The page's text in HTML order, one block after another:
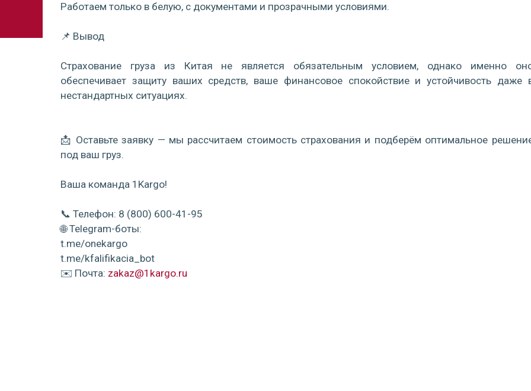
Работаем только в белую, с документами и прозрачными условиями.
📌 Вывод
Страхование груза из Китая не является обязательным условием, однако именно
обеспечивает защиту ваших средств, ваше финансовое спокойствие и устойчивость даже
нестандартных ситуациях.
📩 Оставьте заявку — мы рассчитаем стоимость страхования и подберём оптимальное
под ваш груз.
Ваша команда 1Kargo!
📞 Телефон: 8 (800) 600-41-95
🌐 Telegram-боты:
t.me/onekargo
t.me/kfalifikacia_bot
✉️ Почта: zakaz@1kargo.ru